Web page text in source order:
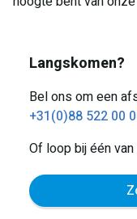
Langskomen?
Bel ons om een
+31(0)88 522 00
Of loop bij één